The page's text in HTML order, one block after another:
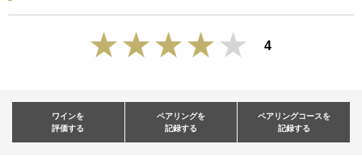
4
ワインを
評価する
ペアリングを
記録する
ペアリングコースを
記録する